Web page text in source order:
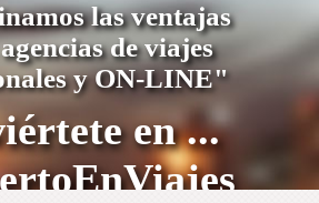
las ventajas
de viajes
y ON-LINE"
en ...